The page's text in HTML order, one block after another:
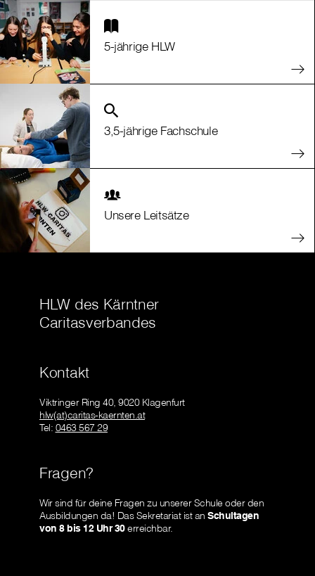
5-jährige HLW
3,5-jährige Fachschule
Unsere Leitsätze
HLW des Kärntner
Caritasverbandes
Kontakt
Viktringer Ring 40, 9020 Klagenfurt
hlw(at)caritas-kaernten.at
Tel: 0463 567 29
Fragen?
Wir sind für deine Fragen zu unserer Schule oder den
Ausbildungen da! Das Sekretariat ist an Schultagen
von 8 bis 12 Uhr 30erreichbar.